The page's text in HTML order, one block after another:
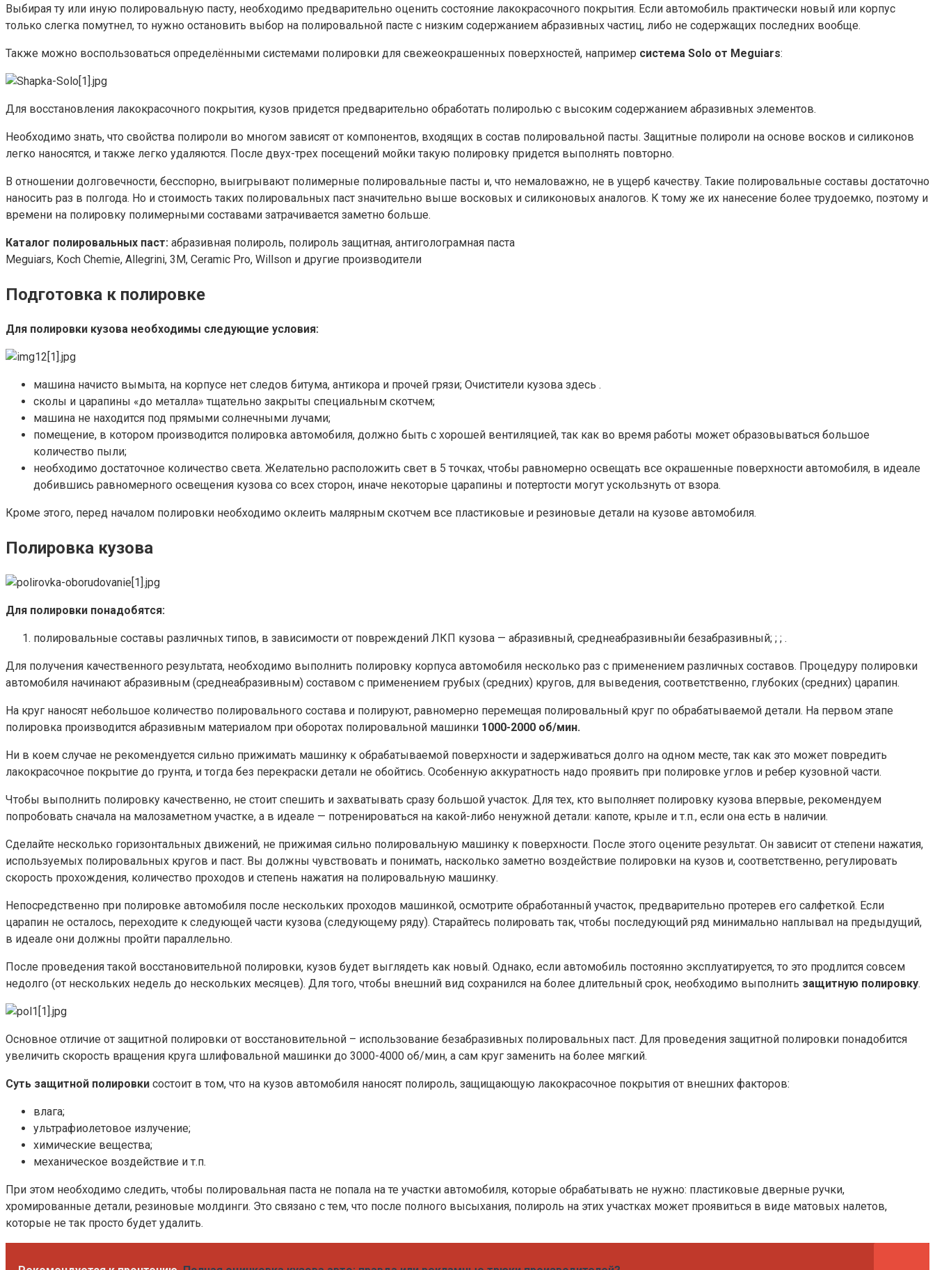
Выбирая ту или иную полировальную пасту, необходимо предварительно оценить состояние лакокрасочного покрытия. Если автомобиль практически новый или корпус
только слегка помутнел, то нужно остановить выбор на полировальной пасте с низким содержанием абразивных частиц, либо не содержащих последних вообще.
Также можно воспользоваться определёнными системами полировки для свежеокрашенных поверхностей, например система Solo от Meguiars:
Для восстановления лакокрасочного покрытия, кузов придется предварительно обработать полиролью с высоким содержанием абразивных элементов.
Необходимо знать, что свойства полироли во многом зависят от компонентов, входящих в состав полировальной пасты. Защитные полироли на основе восков и силиконов
легко наносятся, и также легко удаляются. После двух-трех посещений мойки такую полировку придется выполнять повторно.
В отношении долговечности, бесспорно, выигрывают полимерные полировальные пасты и, что немаловажно, не в ущерб качеству. Такие полировальные составы достаточно
наносить раз в полгода. Но и стоимость таких полировальных паст значительно выше восковых и силиконовых аналогов. К тому же их нанесение более трудоемко, поэтому и
времени на полировку полимерными составами затрачивается заметно больше.
Каталог полировальных паст: абразивная полироль, полироль защитная, антиголограмная паста
Meguiars, Koch Chemie, Allegrini, 3M, Ceramic Pro, Willson и другие производители
Подготовка к полировке
Для полировки кузова необходимы следующие условия:
машина начисто вымыта, на корпусе нет следов битума, антикора и прочей грязи; Очистители кузова здесь .
сколы и царапины «до металла» тщательно закрыты специальным скотчем;
машина не находится под прямыми солнечными лучами;
помещение, в котором производится полировка автомобиля, должно быть с хорошей вентиляцией, так как во время работы может образовываться большое
количество пыли;
необходимо достаточное количество света. Желательно расположить свет в 5 точках, чтобы равномерно освещать все окрашенные поверхности автомобиля, в идеале
добившись равномерного освещения кузова со всех сторон, иначе некоторые царапины и потертости могут ускользнуть от взора.
Кроме этого, перед началом полировки необходимо оклеить малярным скотчем все пластиковые и резиновые детали на кузове автомобиля.
Полировка кузова
Для полировки понадобятся:
полировальные составы различных типов, в зависимости от повреждений ЛКП кузова — абразивный, среднеабразивныйи безабразивный; ; ; .
Для получения качественного результата, необходимо выполнить полировку корпуса автомобиля несколько раз с применением различных составов. Процедуру полировки
автомобиля начинают абразивным (среднеабразивным) составом с применением грубых (средних) кругов, для выведения, соответственно, глубоких (средних) царапин.
На круг наносят небольшое количество полировального состава и полируют, равномерно перемещая полировальный круг по обрабатываемой детали. На первом этапе
полировка производится абразивным материалом при оборотах полировальной машинки 1000-2000 об/мин.
Ни в коем случае не рекомендуется сильно прижимать машинку к обрабатываемой поверхности и задерживаться долго на одном месте, так как это может повредить
лакокрасочное покрытие до грунта, и тогда без перекраски детали не обойтись. Особенную аккуратность надо проявить при полировке углов и ребер кузовной части.
Чтобы выполнить полировку качественно, не стоит спешить и захватывать сразу большой участок. Для тех, кто выполняет полировку кузова впервые, рекомендуем
попробовать сначала на малозаметном участке, а в идеале — потренироваться на какой-либо ненужной детали: капоте, крыле и т.п., если она есть в наличии.
Сделайте несколько горизонтальных движений, не прижимая сильно полировальную машинку к поверхности. После этого оцените результат. Он зависит от степени нажатия,
используемых полировальных кругов и паст. Вы должны чувствовать и понимать, насколько заметно воздействие полировки на кузов и, соответственно, регулировать
скорость прохождения, количество проходов и степень нажатия на полировальную машинку.
Непосредственно при полировке автомобиля после нескольких проходов машинкой, осмотрите обработанный участок, предварительно протерев его салфеткой. Если
царапин не осталось, переходите к следующей части кузова (следующему ряду). Старайтесь полировать так, чтобы последующий ряд минимально наплывал на предыдущий,
в идеале они должны пройти параллельно.
После проведения такой восстановительной полировки, кузов будет выглядеть как новый. Однако, если автомобиль постоянно эксплуатируется, то это продлится совсем
недолго (от нескольких недель до нескольких месяцев). Для того, чтобы внешний вид сохранился на более длительный срок, необходимо выполнить защитную полировку.
Основное отличие от защитной полировки от восстановительной – использование безабразивных полировальных паст. Для проведения защитной полировки понадобится
увеличить скорость вращения круга шлифовальной машинки до 3000-4000 об/мин, а сам круг заменить на более мягкий.
Суть защитной полировки состоит в том, что на кузов автомобиля наносят полироль, защищающую лакокрасочное покрытия от внешних факторов:
влага;
ультрафиолетовое излучение;
химические вещества;
механическое воздействие и т.п.
При этом необходимо следить, чтобы полировальная паста не попала на те участки автомобиля, которые обрабатывать не нужно: пластиковые дверные ручки,
хромированные детали, резиновые молдинги. Это связано с тем, что после полного высыхания, полироль на этих участках может проявиться в виде матовых налетов,
которые не так просто будет удалить.